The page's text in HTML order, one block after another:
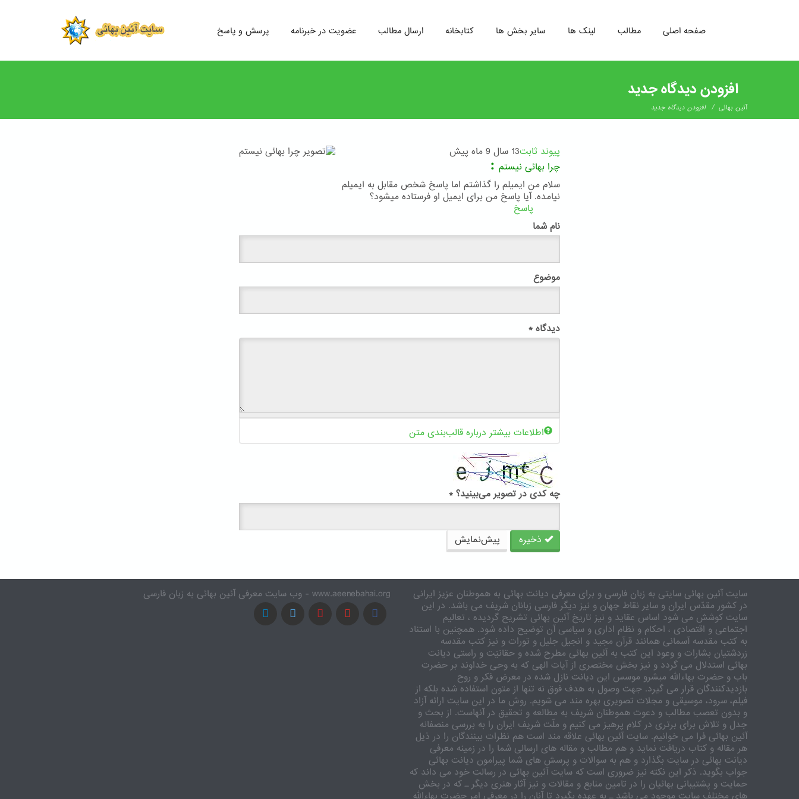
رفتن
پرسش و پاسخ عضویت در خبرنامه ارسال مطالب کتابخانه سایر بخش ها لینک ها مطالب صفحه اصلی
افزودن دیدگاه جدید
آئین بهائی / افزودن دیدگاه جدید
پیوند ثابت13 سال 9 ماه پیش
چرا بهائی نیستم :
سلام من ایمیلم را گذاشتم اما پاسخ شخص مقابل به ایمیلم
نیامده. آیا پاسخ من برای ایمیل او فرستاده میشود؟
پاسخ
نام شما
موضوع
دیدگاه *
اطلاعات بیشتر درباره قالب‌بندی متن
چه کدی در تصویر می‌بینید؟ *
ذخیره پیش‌نمایش
www.aeenebahai.org - وب سایت معرفی آئین بهائی به زبان فارسی
سایت آئین بهائی سایتی به زبان فارسی و برای معرفی دیانت بهائی به هموطنان عزیز ایرانی
در کشور مقدّس ایران و سایر نقاط جهان و نیز دیگر فارسی زبانان شریف می باشد. در این
سایت کوشش می شود اساس عقاید و نیز تاریخ آئین بهائی تشریح گردیده ، تعالیم
اجتماعی و اقتصادی ، احکام و نظام اداری و سیاسی آن توضیح داده شود. همچنین با استناد
به کتب مقدسه آسمانی همانند قرآن مجید و انجیل جلیل و تورات و نیز کتب مقدسه
زردشتیان بشارات و وعود این کتب به آئین بهائی مطرح شده و حقانیّت و راستی دیانت
بهائی استدلال می گردد و نیز بخش مختصری از آیات الهی که به وحی خداوند بر حضرت
باب و حضرت بهاءالله مبشرو موسس این دیانت نازل شده در معرض فکر و روح
بازدیدکنندگان قرار می گیرد. جهت وصول به هدف فوق نه تنها از متون استفاده شده بلکه از
فیلم، سرود، موسیقی و مجلات تصویری بهره مند می شویم. روش ما در این سایت ارائه آزاد
و بدون تعصب مطالب و دعوت هموطنان شریف به مطالعه و تحقیق در آنهاست. از بحث و
جدل و تلاش برای برتری در کلام پرهیز می کنیم و ملّت شریف ایران را به بررسی منصفانه
آئین بهائی فرا می خوانیم. سایت آئین بهائی علاقه مند است هم نظرات بینندگان را در ذیل
هر مقاله و کتاب دریافت نماید و هم مطالب و مقاله های ارسالی شما را در زمینه معرفی
دیانت بهائی در سایت بگذارد و هم به سوالات و پرسش های شما پیرامون دیانت بهائی
جواب بگوید. ذکر این نکته نیز ضروری است که سایت آئین بهائی در رسالت خود می داند که
حمایت و پشتیبانی بهائیان را در تامین منابع و مقالات و نیز آثار هنری دیگر ـ که در بخش
های مختلف سایت موجود می باشد ـ به عهده بگیرد تا آنان را در معرفی امر حضرت بهاءالله